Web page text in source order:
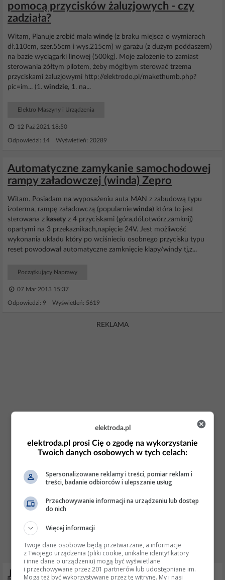
pomocą przycisków żaluzjowych - czy
zadziała?
Witam, Planuje zrobić mała windę (z braku miejsca o wymiarach
dł.110cm, szer.55cm i wys.215cm) w garażu (z dużym poddaszem)
na bazie wyciągarki linowej (500kg). Moje założenie to zamiast
sterowania żółtym pilotem, żeby mógłbym sterować trzema
przyciskami żaluzjowymi http://elektrodo.pl/makethumb.php?
pic=im... (1. windzie, 1. na...
Elektro Maszyny i Urządzenia
12 Paź 2021 18:50
Odpowiedzi: 14 Wyświetleń: 20289
Automatyczne zamykanie samochodowej
rampy załadowczej (winda) Zepro
Witam. Posiadam na wyposażeniu auta MAN z zabudową typu
izoterma, rampę załadowczą (popularnie winda) która to jest
sterowana z kasety z 4 przyciskami (góra,dól,otwórz,zamknij)
opartymi na 3 przekaznikach,napięcie 24V. Jest możliwość
wykonania układu który po wciśnieciu osobnego przycisku typu
reset powodował automatyczne zamknięcie klapy/windy tj,z...
Początkujący Naprawy
07 Mar 2013 15:37
Odpowiedzi: 9 Wyświetleń: 5619
REKLAMA
Jak przerobić windę osobową na
elektroda.pl
elektroda.pl prosi Cię o zgodę na wykorzystanie
Twoich danych osobowych w tych celach:
Spersonalizowane reklamy i treści, pomiar reklam i
treści, badanie odbiorców i ulepszanie usług
Przechowywanie informacji na urządzeniu lub dostęp
do nich
Więcej informacji
Twoje dane osobowe będą przetwarzane, a informacje
z Twojego urządzenia (pliki cookie, unikalne identyfikatory
i inne dane o urządzeniu) mogą być wyświetlane
i przechowywane przez 201 partnerów lub udostępniane im.
Mogą też być wykorzystywane przez tę witrynę. My i nasi